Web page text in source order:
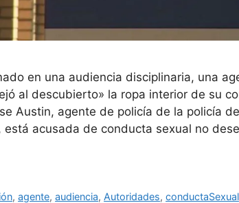
en una audiencia disciplinaria, una
al descubierto» la ropa interior de su
Austin, agente de policía de la policía
está acusada de conducta sexual no
,agente,audiencia, Autoridades,conductaSexual